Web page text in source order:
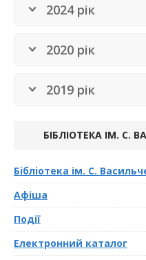
2024 рік
2020 рік
2019 рік
БІБЛІОТЕКА ІМ. С.
Бібліотека ім. С.
Афіша
Події
Електронний каталог